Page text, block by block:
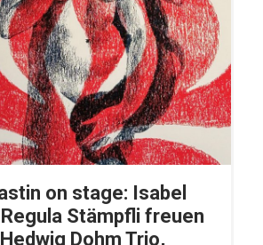
on stage: Isabel
Stämpfli freuen
Dohm Trio,